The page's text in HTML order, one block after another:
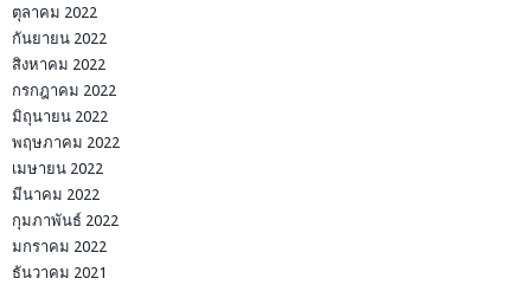
ตุลาคม 2022
กันยายน 2022
สิงหาคม 2022
กรกฎาคม 2022
มิถุนายน 2022
พฤษภาคม 2022
เมษายน 2022
มีนาคม 2022
กุมภาพันธ์ 2022
มกราคม 2022
ธันวาคม 2021